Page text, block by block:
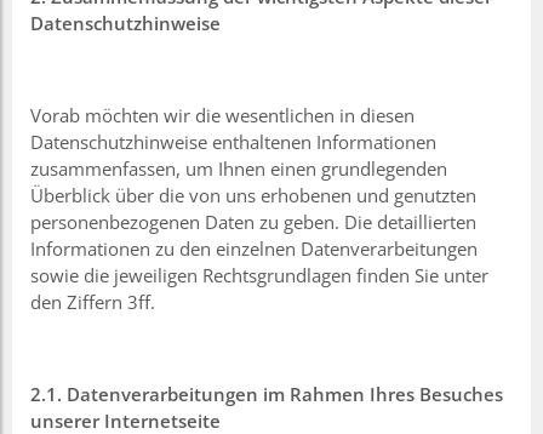
Datenschutzhinweise
Vorab möchten wir die wesentlichen in diesen
Datenschutzhinweise enthaltenen Informationen
zusammenfassen, um Ihnen einen grundlegenden
Überblick über die von uns erhobenen und genutzten
personenbezogenen Daten zu geben. Die detaillierten
Informationen zu den einzelnen Datenverarbeitungen
sowie die jeweiligen Rechtsgrundlagen finden Sie unter
den Ziffern 3ff.
2.1. Datenverarbeitungen im Rahmen Ihres Besuches
unserer Internetseite